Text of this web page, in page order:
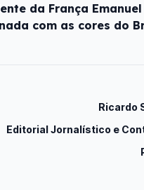
da França
com as cores do
Ricardo
Editorial Jornalístico e